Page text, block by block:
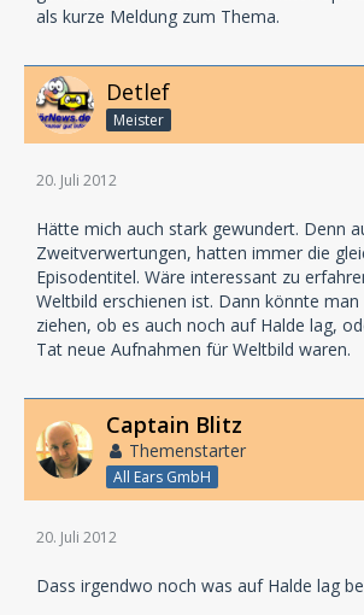
als kurze Meldung zum Thema.
Detlef
Meister
20. Juli 2012
Hätte mich auch stark gewundert. Denn
Zweitverwertungen, hatten immer die
Episodentitel. Wäre interessant zu
Weltbild erschienen ist. Dann könnte man
ziehen, ob es auch noch auf Halde lag,
Tat neue Aufnahmen für Weltbild waren.
Captain Blitz
Themenstarter
All Ears GmbH
20. Juli 2012
Dass irgendwo noch was auf Halde lag